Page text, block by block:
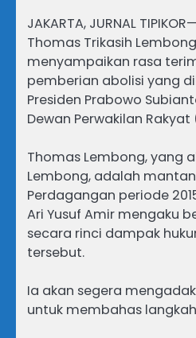
JAKARTA, JURNAL
Thomas Trikasih
menyampaikan rasa
pemberian abolisi yang
Presiden Prabowo
Dewan Perwakilan Rakyat
Thomas Lembong, yang
Lembong, adalah
Perdagangan periode
Ari Yusuf Amir mengaku
secara rinci dampak
tersebut.
Ia akan segera
untuk membahas